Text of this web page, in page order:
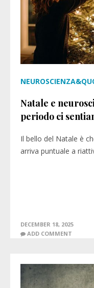
Natale e
periodo ci
Il bello del Natale è
arriva puntuale a
DECEMBER 18, 2025
ADD COMMENT